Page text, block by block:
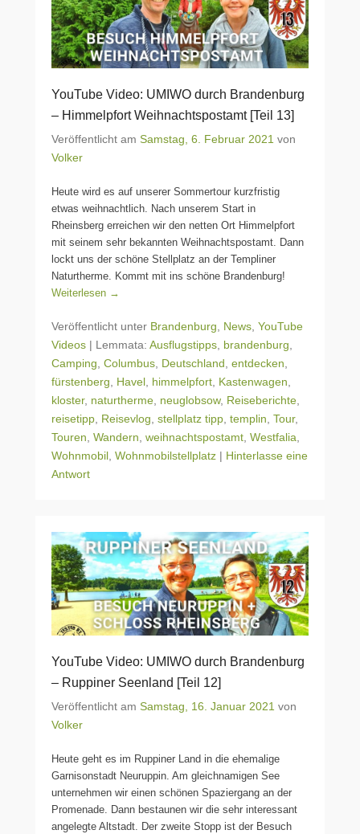
YouTube Video: UMIWO durch Brandenburg
– Himmelpfort Weihnachtspostamt [Teil 13]
Veröffentlicht am Samstag, 6. Februar 2021 von
Volker
Heute wird es auf unserer Sommertour kurzfristig
etwas weihnachtlich. Nach unserem Start in
Rheinsberg erreichen wir den netten Ort Himmelpfort
mit seinem sehr bekannten Weihnachtspostamt. Dann
lockt uns der schöne Stellplatz an der Templiner
Naturtherme. Kommt mit ins schöne Brandenburg!
Weiterlesen →
Veröffentlicht unter Brandenburg News YouTube
Videos | Lemmata: Ausflugstipps brandenburg
Camping Columbus Deutschland entdecken
fürstenberg
Havel himmelpfort Kastenwagen
kloster, naturtherme neuglobsow, Reiseberichte
reisetipp Reisevlog stellplatz tipp templin Tour,
Touren Wandern weihnachtspostamt Westfalia
Wohnmobil Wohnmobilstellplatz | Hinterlasse eine
Antwort
YouTube Video: UMIWO durch Brandenburg
– Ruppiner Seenland [Teil 12]
Veröffentlicht am Samstag, 16. Januar 2021 von
Volker
Heute geht es im Ruppiner Land in die ehemalige
Garnisonstadt Neuruppin. Am gleichnamigen See
unternehmen wir einen schönen Spaziergang an der
Promenade. Dann bestaunen wir die sehr interessant
angelegte Altstadt. Der zweite Stopp ist der Besuch